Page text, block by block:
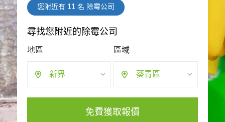
您附近有 11名 除霉公司
尋找您附近的除霉公司
地區
新界
區域
葵青區
免費獲取報價